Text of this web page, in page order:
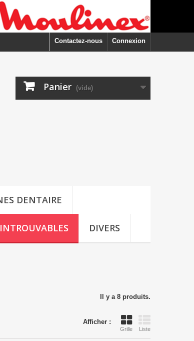
Connexion
Contactez-nous
Panier (vide)
DENTAIRE
DIVERS
Il y a 8 produits.
Afficher :
Grille Liste